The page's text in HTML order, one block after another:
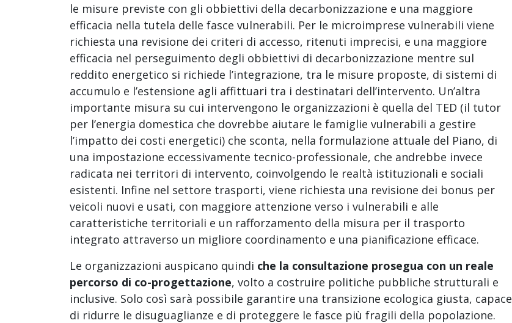
le misure previste con gli obbiettivi della decarbonizzazione e una maggiore
efficacia nella tutela delle fasce vulnerabili. Per le microimprese vulnerabili viene
richiesta una revisione dei criteri di accesso, ritenuti imprecisi, e una maggiore
efficacia nel perseguimento degli obbiettivi di decarbonizzazione mentre sul
reddito energetico si richiede l’integrazione, tra le misure proposte, di sistemi di
accumulo e l’estensione agli affittuari tra i destinatari dell’intervento. Un’altra
importante misura su cui intervengono le organizzazioni è quella del TED (il tutor
per l’energia domestica che dovrebbe aiutare le famiglie vulnerabili a gestire
l’impatto dei costi energetici) che sconta, nella formulazione attuale del Piano, di
una impostazione eccessivamente tecnico-professionale, che andrebbe invece
radicata nei territori di intervento, coinvolgendo le realtà istituzionali e sociali
esistenti. Infine nel settore trasporti, viene richiesta una revisione dei bonus per
veicoli nuovi e usati, con maggiore attenzione verso i vulnerabili e alle
caratteristiche territoriali e un rafforzamento della misura per il trasporto
integrato attraverso un migliore coordinamento e una pianificazione efficace.
Le organizzazioni auspicano quindi che la consultazione prosegua con un reale
percorso di co-progettazione, volto a costruire politiche pubbliche strutturali e
inclusive. Solo così sarà possibile garantire una transizione ecologica giusta, capace
di ridurre le disuguaglianze e di proteggere le fasce più fragili della popolazione.